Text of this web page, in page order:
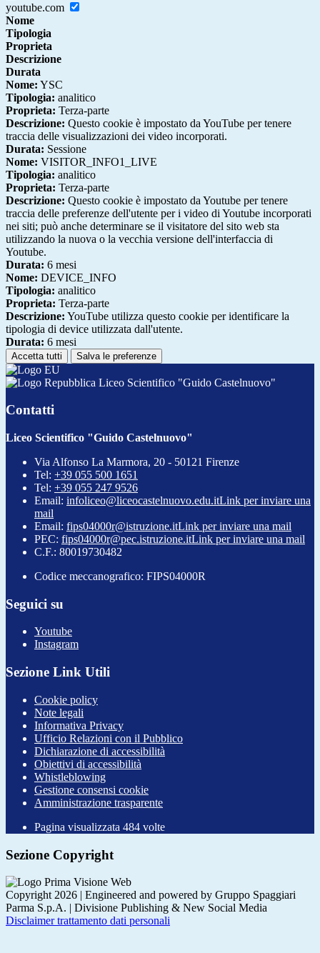
youtube.com
Nome
Tipologia
Proprieta
Descrizione
Durata
Nome: YSC
Tipologia: analitico
Proprieta: Terza-parte
Descrizione: Questo cookie è impostato da YouTube per tenere
traccia delle visualizzazioni dei video incorporati.
Durata: Sessione
Nome: VISITOR_INFO1_LIVE
Tipologia: analitico
Proprieta: Terza-parte
Descrizione: Questo cookie è impostato da Youtube per tenere
traccia delle preferenze dell'utente per i video di Youtube incorporati
nei siti; può anche determinare se il visitatore del sito web sta
utilizzando la nuova o la vecchia versione dell'interfaccia di
Youtube.
Durata: 6 mesi
Nome: DEVICE_INFO
Tipologia: analitico
Proprieta: Terza-parte
Descrizione: YouTube utilizza questo cookie per identificare la
tipologia di device utilizzata dall'utente.
Durata: 6 mesi
Accetta tutti Salva le preferenze
Liceo Scientifico "Guido Castelnuovo"
Contatti
Liceo Scientifico "Guido Castelnuovo"
Via Alfonso La Marmora, 20 - 50121 Firenze
Tel: +39 055 500 1651
Tel: +39 055 247 9526
Email: infoliceo@liceocastelnuovo.edu.itLink per inviare una
mail
Email: fips04000r@istruzione.itLink per inviare una mail
PEC: fips04000r@pec.istruzione.itLink per inviare una mail
C.F.: 80019730482
Codice meccanografico: FIPS04000R
Seguici su
Youtube
Instagram
Sezione Link Utili
Cookie policy
Note legali
Informativa Privacy
Ufficio Relazioni con il Pubblico
Dichiarazione di accessibilità
Obiettivi di accessibilità
Whistleblowing
Gestione consensi cookie
Amministrazione trasparente
Pagina visualizzata 484 volte
Sezione Copyright
Copyright 2026 | Engineered and powered by Gruppo Spaggiari
Parma S.p.A. | Divisione Publishing & New Social Media
Disclaimer trattamento dati personali